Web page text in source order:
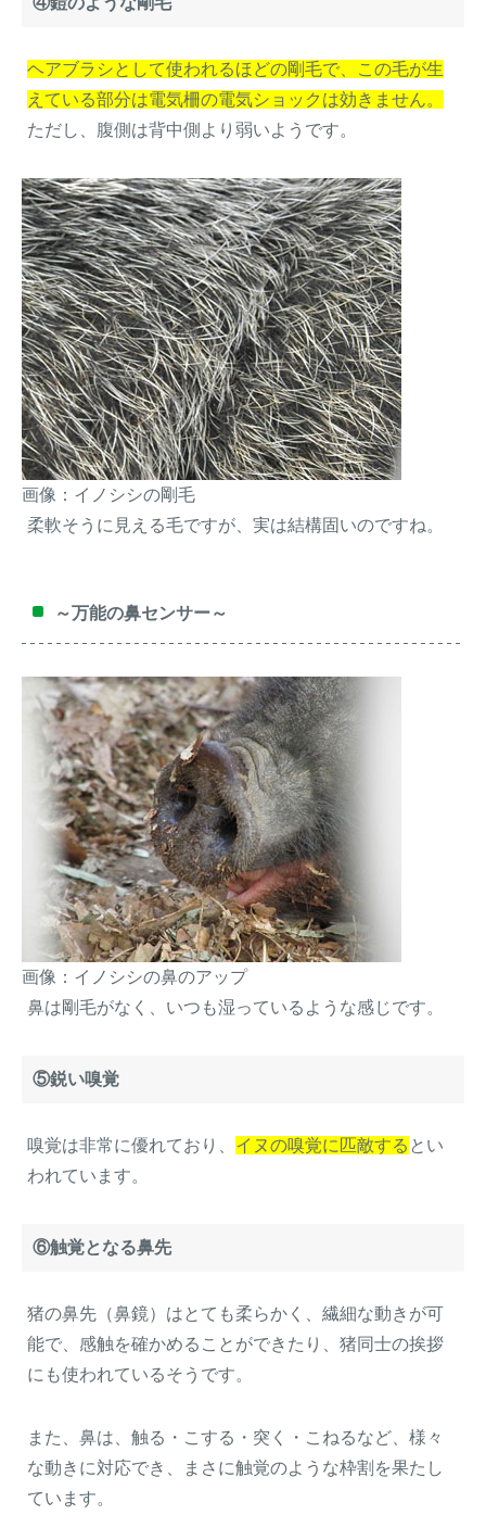
ヘアブラシとして使われるほどの剛毛で、この毛が生
えている部分は電気柵の電気ショックは効きません。
ただし、腹側は背中側より弱いようです。
画像：イノシシの剛毛
柔軟そうに見える毛ですが、実は結構固いのですね。
～万能の鼻センサー～
画像：イノシシの鼻のアップ
鼻は剛毛がなく、いつも湿っているような感じです。
⑤鋭い嗅覚
嗅覚は非常に優れており、 イヌの嗅覚に匹敵する とい
われています。
⑥触覚となる鼻先
猪の鼻先（鼻鏡）はとても柔らかく、繊細な動きが可
能で、感触を確かめることができたり、猪同士の挨拶
にも使われているそうです。
また、鼻は、触る・こする・突く・こねるなど、様々
な動きに対応でき、まさに触覚のような枠割を果たし
ています。